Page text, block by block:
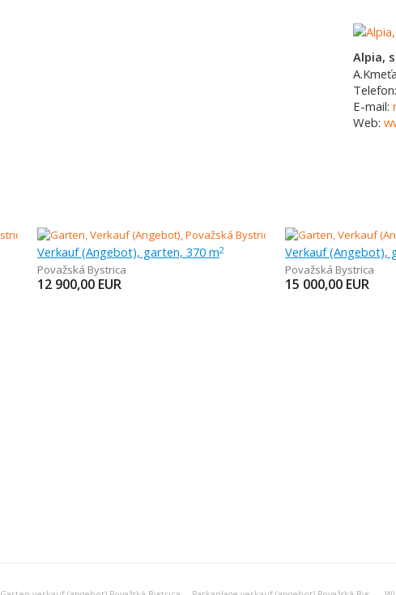
Alpia,
Telefon:
E-mail:
Web:
Verkauf (Angebot), garten, 370 m2
Považská Bystrica
12 900,00 EUR
Verkauf (Angebot),
Považská Bystrica
15 000,00 EUR